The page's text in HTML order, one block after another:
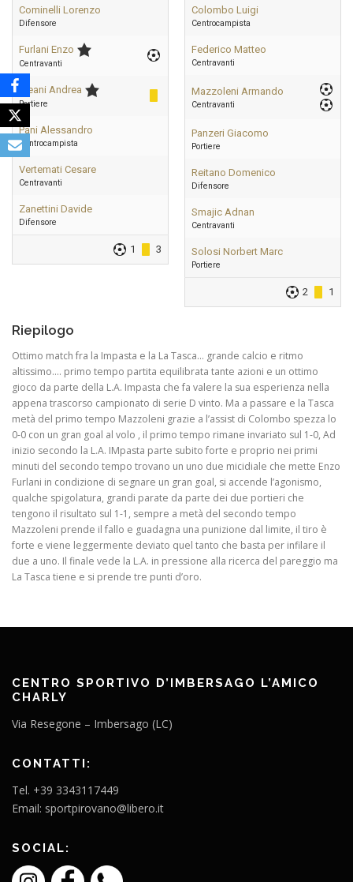
Cominelli Lorenzo
Difensore
Furlani Enzo
Centravanti
Meani Andrea
Portiere
Pani Alessandro
Centrocampista
Vertemati Cesare
Centravanti
Zanettini Davide
Difensore
1 3
Colombo Luigi
Centrocampista
Federico Matteo
Centravanti
Mazzoleni Armando
Centravanti
Panzeri Giacomo
Portiere
Reitano Domenico
Difensore
Smajic Adnan
Centravanti
Solosi Norbert Marc
Portiere
2 1
Riepilogo
Ottimo match fra la Impasta e la La Tasca… grande calcio e ritmo
altissimo…. primo tempo partita equilibrata tante azioni e un ottimo
gioco da parte della L.A. Impasta che fa valere la sua esperienza nella
appena trascorso campionato di serie D vinto. Ma a passare e la Tasca
metà del primo tempo Mazzoleni grazie a l’assist di Colombo spezza lo
0-0 con un gran goal al volo , il primo tempo rimane invariato sul 1-0, Ad
inizio secondo la L.A. IMpasta parte subito forte e proprio nei primi
minuti del secondo tempo trovano un uno due micidiale che mette Enzo
Furlani in condizione di segnare un gran goal, si accende l’agonismo,
qualche spigolatura, grandi parate da parte dei due portieri che
tengono il risultato sul 1-1, sempre a metà del secondo tempo
Mazzoleni prende il fallo e guadagna una punizione dal limite, il tiro è
forte e viene leggermente deviato quel tanto che basta per infilare il
due a uno. Il finale vede la L.A. in pressione alla ricerca del pareggio ma
La Tasca tiene e si prende tre punti d’oro.
CENTRO SPORTIVO D’IMBERSAGO L’AMICO
CHARLY
Via Resegone – Imbersago (LC)
CONTATTI:
Tel. +39 3343117449
Email: sportpirovano@libero.it
SOCIAL: